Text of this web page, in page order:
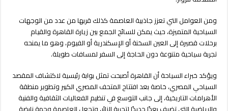
ومن العوامل التي تعزز جاذبية العاصمة كذلك قربها من عدد من الوجهات
السياحية المتميزة، حيث يمكن للسائح الجمع بين زيارة القاهرة والقيام
برحلات قصيرة إلى العين السخنة أو الإسكندرية أو الفيوم، وهو ما يمنحه
تجربة سياحية متنوعة دون الحاجة إلى السفر لمسافات طويلة.
ويؤكد خبراء السياحة أن القاهرة أصبحت تمثل بوابة رئيسية لاكتشاف المقصد
السياحي المصري، خاصة بعد افتتاح المتحف المصري الكبير وتطوير منطقة
الأهرامات التاريخية، إلى جانب التوسع في تنظيم الفعاليات الثقافية والفنية